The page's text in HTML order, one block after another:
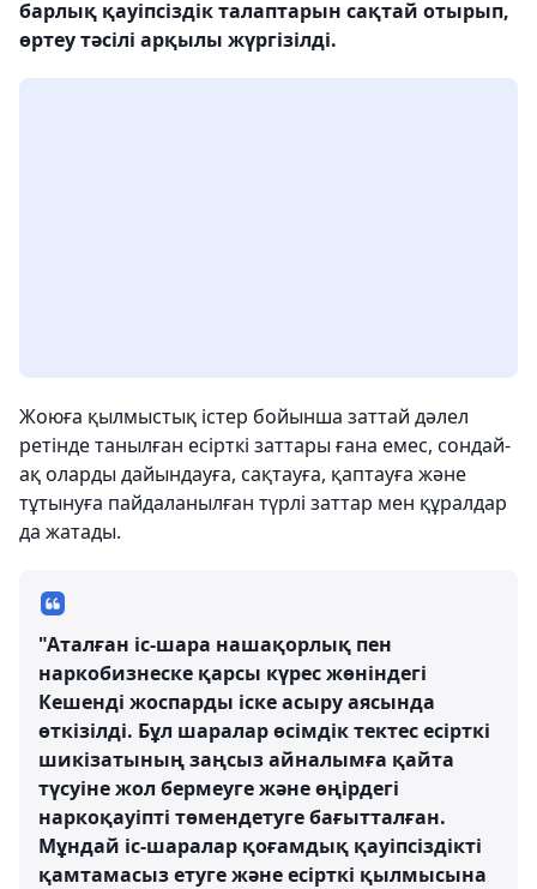
барлық қауіпсіздік талаптарын сақтай отырып,
өртеу тәсілі арқылы жүргізілді.
Жоюға қылмыстық істер бойынша заттай дәлел
ретінде танылған есірткі заттары ғана емес, сондай-
ақ оларды дайындауға, сақтауға, қаптауға және
тұтынуға пайдаланылған түрлі заттар мен құралдар
да жатады.
"Аталған іс-шара нашақорлық пен
наркобизнеске қарсы күрес жөніндегі
Кешенді жоспарды іске асыру аясында
өткізілді. Бұл шаралар өсімдік тектес есірткі
шикізатының заңсыз айналымға қайта
түсуіне жол бермеуге және өңірдегі
наркоқауіпті төмендетуге бағытталған.
Мұндай іс-шаралар қоғамдық қауіпсіздікті
қамтамасыз етуге және есірткі қылмысына